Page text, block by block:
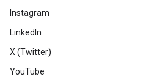
Instagram
LinkedIn
X (Twitter)
YouTube